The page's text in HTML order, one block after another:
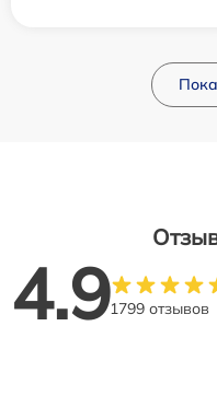
4.91799 отзывов